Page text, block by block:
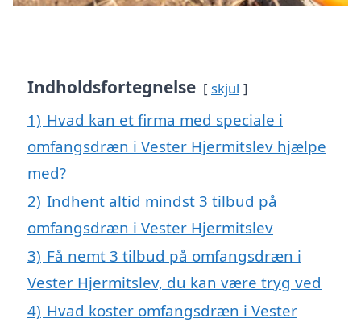
Indholdsfortegnelse skjul
1) Hvad kan et firma med speciale i
omfangsdræn i Vester Hjermitslev hjælpe
med?
2) Indhent altid mindst 3 tilbud på
omfangsdræn i Vester Hjermitslev
3) Få nemt 3 tilbud på omfangsdræn i
Vester Hjermitslev, du kan være tryg ved
4) Hvad koster omfangsdræn i Vester